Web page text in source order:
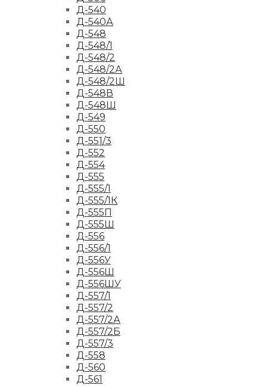
Д-540
Д-540А
Д-548
Д-548/1
Д-548/2
Д-548/2А
Д-548/2Ш
Д-548В
Д-548Ш
Д-549
Д-550
Д-551/3
Д-552
Д-554
Д-555
Д-555/1
Д-555/1К
Д-555П
Д-555Ш
Д-556
Д-556/1
Д-556У
Д-556Ш
Д-556ШУ
Д-557/1
Д-557/2
Д-557/2А
Д-557/2Б
Д-557/3
Д-558
Д-560
Д-561